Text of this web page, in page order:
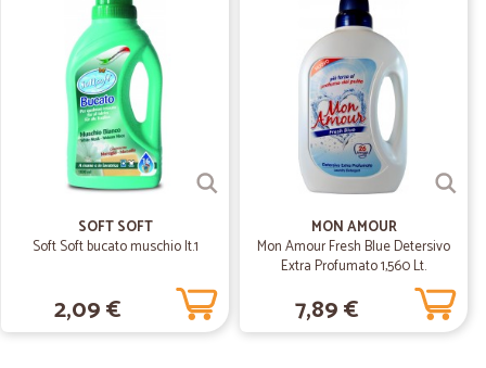
30/03/2020
tempestivamente (1-2 giorni, in realtà è più
i surgelati sarebbe più che perfetto!
22/12/2019
14/08/2019
SOFT SOFT
Soft Soft bucato muschio lt.1
2,09 €
MON AMOUR
Mon Amour Fresh Blue Detersivo
Extra Profumato 1,560 Lt.
7,89 €